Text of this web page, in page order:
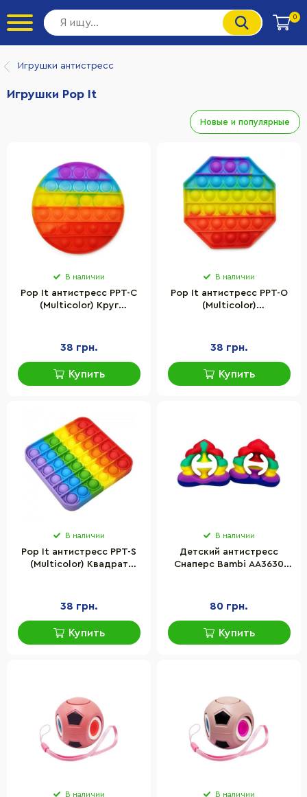
0
Игрушки антистресс
Игрушки Pop It
Новые и популярные
В наличии
Pop It антистресс PPT-C
(Multicolor) Круг
38 грн.
Купить
В наличии
Pop It антистресс PPT-O
(Multicolor)
38 грн.
Купить
В наличии
Pop It антистресс PPT-S
(Multicolor) Квадрат
38 грн.
Купить
В наличии
Детский антистресс
Снаперс Bambi AA3630
80 грн.
Купить
В наличии В наличии